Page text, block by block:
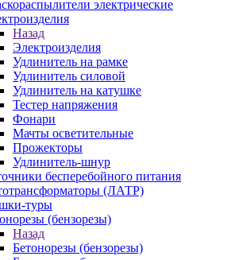
электрические
Назад
Электроизделия
Удлинитель на рамке
Удлинитель силовой
Удлинитель на катушке
Тестер напряжения
Фонари
Мачты осветительные
Прожекторы
Удлинитель-шнур
бесперебойного питания
(ЛАТР)
туры
(бензорезы)
Назад
Бетонорезы (бензорезы)